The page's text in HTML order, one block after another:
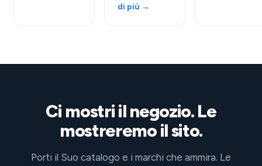
di più →
Ci mostri il negozio. Le
mostreremo il sito.
Porti il Suo catalogo e i marchi che ammira. Le